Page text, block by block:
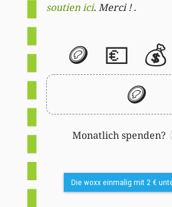
soutien ici. Merci ! .
🪙 💶 💰
🪙
Monatlich spenden?
Switch
Die woxx einmalig mit 2 €